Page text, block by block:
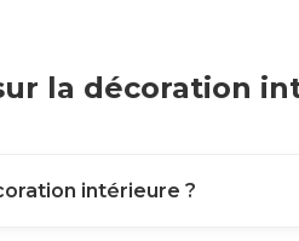
la décoration
intérieure ?